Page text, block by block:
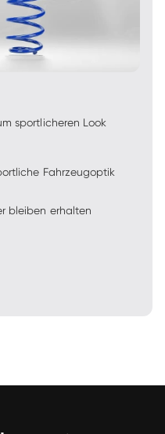
sportlicheren Look
Fahrzeugoptik
bleiben erhalten